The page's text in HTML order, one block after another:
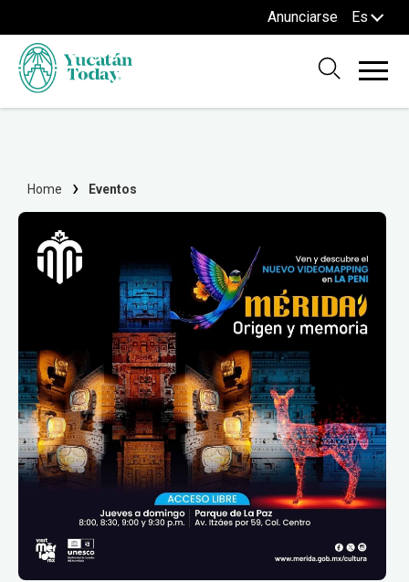
Anunciarse Es
Home Eventos